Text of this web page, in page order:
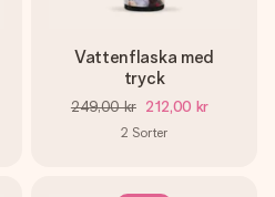
Vattenflaska med
tryck
249,00 kr 212,00 kr
2 Sorter